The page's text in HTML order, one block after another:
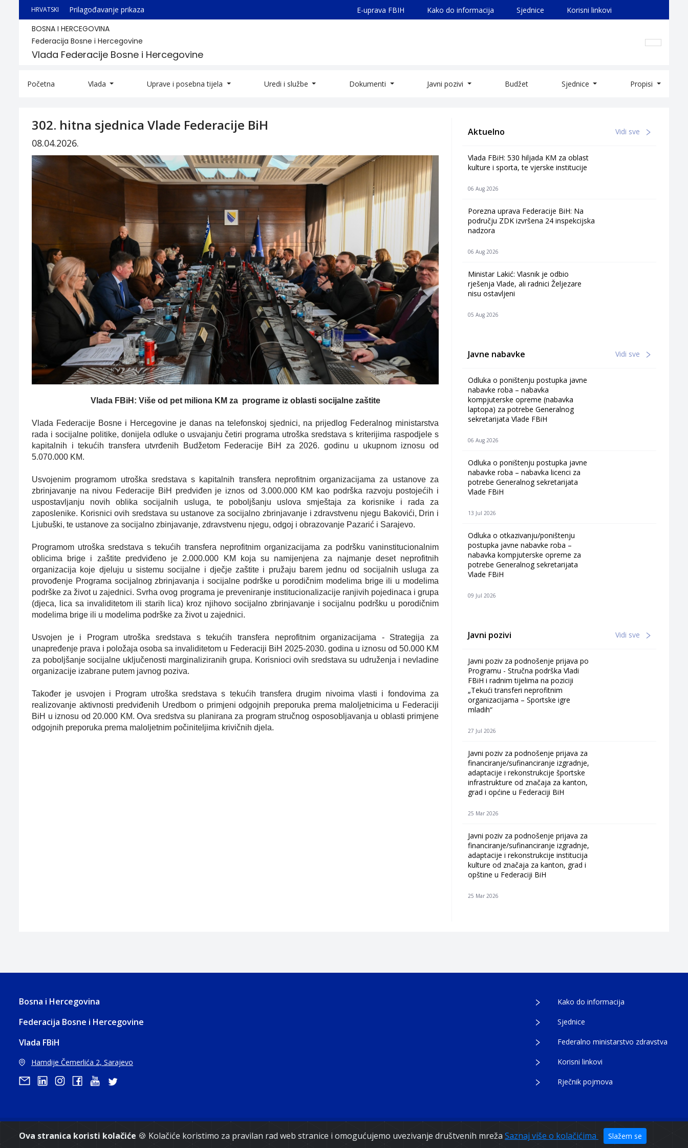
Ova stranica koristi kolačiće 🍪 Kolačiće koristimo za pravilan rad web stranice i omogućujemo uvezivanje društvenih mreža Saznaj više o kolačićima Slažem se
HRVATSKI Prilagođavanje prikaza E-uprava FBIH Kako do informacija Sjednice Korisni linkovi
BOSNA I HERCEGOVINA
Federacija Bosne i Hercegovine
Vlada Federacije Bosne i Hercegovine
Početna Vlada Uprave i posebna tijela Uredi i službe Dokumenti Javni pozivi Budžet Sjednice Propisi
302. hitna sjednica Vlade Federacije BiH
08.04.2026.
Vlada FBiH: Više od pet miliona KM za programe iz oblasti socijalne zaštite
Vlada Federacije Bosne i Hercegovine je danas na telefonskoj sjednici, na prijedlog Federalnog ministarstva
rada i socijalne politike, donijela odluke o usvajanju četiri programa utroška sredstava s kriterijima raspodjele s
kapitalnih i tekućih transfera utvrđenih Budžetom Federacije BiH za 2026. godinu u ukupnom iznosu od
5.070.000 KM.
Usvojenim programom utroška sredstava s kapitalnih transfera neprofitnim organizacijama za ustanove za
zbrinjavanje na nivou Federacije BiH predviđen je iznos od 3.000.000 KM kao podrška razvoju postojećih i
uspostavljanju novih oblika socijalnih usluga, te poboljšanju uslova smještaja za korisnike i rada za
zaposlenike. Korisnici ovih sredstava su ustanove za socijalno zbrinjavanje i zdravstvenu njegu Bakovići, Drin i
Ljubuški, te ustanove za socijalno zbinjavanje, zdravstvenu njegu, odgoj i obrazovanje Pazarić i Sarajevo.
Programom utroška sredstava s tekućih transfera neprofitnim organizacijama za podršku vaninstitucionalnim
oblicima brige i zaštite predviđeno je 2.000.000 KM koja su namijenjena za najmanje deset neprofitnih
organizacija koje djeluju u sistemu socijalne i dječje zaštite i pružaju barem jednu od socijalnih usluga za
provođenje Programa socijalnog zbrinjavanja i socijalne podrške u porodičnim modelima brige ili u modelima
podrške za život u zajednici. Svrha ovog programa je preveniranje institucionaIizacije ranjivih pojedinaca i grupa
(djeca, lica sa invaliditetom ili starih lica) kroz njihovo socijalno zbrinjavanje i socijalnu podršku u porodičnim
modelima brige ili u modelima podrške za život u zajednici.
Usvojen je i Program utroška sredstava s tekućih transfera neprofitnim organizacijama - Strategija za
unapređenje prava i položaja osoba sa invaliditetom u Federaciji BiH 2025-2030. godina u iznosu od 50.000 KM
za poboljšanje socijalne uključenosti marginaliziranih grupa. Korisnioci ovih sredstava su udruženja i nevladine
organizacije izabrane putem javnog poziva.
Također je usvojen i Program utroška sredstava s tekućih transfera drugim nivoima vlasti i fondovima za
realizovanje aktivnosti predviđenih Uredbom o primjeni odgojnih preporuka prema maloljetnicima u Federaciji
BiH u iznosu od 20.000 KM. Ova sredstva su planirana za program stručnog osposobljavanja u oblasti primjene
odgojnih preporuka prema maloljetnim počiniteljima krivičnih djela.
Aktuelno Vidi sve
Vlada FBiH: 530 hiljada KM za oblast
kulture i sporta, te vjerske institucije
06 Aug 2026
Porezna uprava Federacije BiH: Na
području ZDK izvršena 24 inspekcijska
nadzora
06 Aug 2026
Ministar Lakić: Vlasnik je odbio
rješenja Vlade, ali radnici Željezare
nisu ostavljeni
05 Aug 2026
Javne nabavke Vidi sve
Odluka o poništenju postupka javne
nabavke roba – nabavka
kompjuterske opreme (nabavka
laptopa) za potrebe Generalnog
sekretarijata Vlade FBiH
06 Aug 2026
Odluka o poništenju postupka javne
nabavke roba – nabavka licenci za
potrebe Generalnog sekretarijata
Vlade FBiH
13 Jul 2026
Odluka o otkazivanju/poništenju
postupka javne nabavke roba –
nabavka kompjuterske opreme za
potrebe Generalnog sekretarijata
Vlade FBiH
09 Jul 2026
Javni pozivi Vidi sve
Javni poziv za podnošenje prijava po
Programu - Stručna podrška Vladi
FBiH i radnim tijelima na poziciji
„Tekući transferi neprofitnim
organizacijama – Sportske igre
mladih“
27 Jul 2026
Javni poziv za podnošenje prijava za
financiranje/sufinanciranje izgradnje,
adaptacije i rekonstrukcije športske
infrastrukture od značaja za kanton,
grad i općine u Federaciji BiH
25 Mar 2026
Javni poziv za podnošenje prijava za
financiranje/sufinanciranje izgradnje,
adaptacije i rekonstrukcije institucija
kulture od značaja za kanton, grad i
opštine u Federaciji BiH
25 Mar 2026
Bosna i Hercegovina
Federacija Bosne i Hercegovine
Vlada FBiH
Hamdije Čemerlića 2, Sarajevo
Kako do informacija
Sjednice
Federalno ministarstvo zdravstva
Korisni linkovi
Rječnik pojmova
Copyright 2021. Vlada Federacije Bosne i Hercegovine